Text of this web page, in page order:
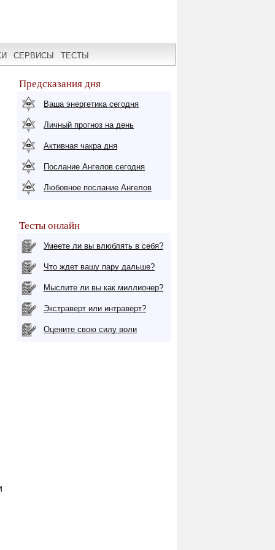
СЕРВИСЫ ТЕСТЫ
Предсказания дня
Ваша энергетика сегодня
Личный прогноз на день
Активная чакра дня
Послание Ангелов сегодня
Любовное послание Ангелов
Тесты онлайн
Умеете ли вы влюблять в себя?
Что ждет вашу пару дальше?
Мыслите ли вы как миллионер?
Экстраверт или интраверт?
Оцените свою силу воли